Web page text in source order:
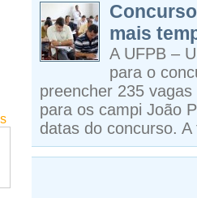
mais
A UFPB –
para o
preencher 235 vagas
para os campi João
datas do concurso.